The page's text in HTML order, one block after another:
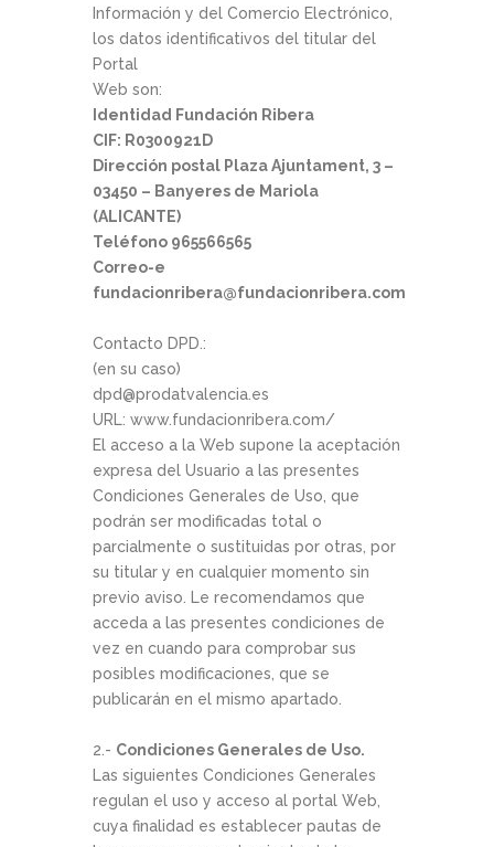
Información y del Comercio Electrónico,
los datos identificativos del titular del
Portal
Web son:
Identidad Fundación Ribera
CIF: R0300921D
Dirección postal Plaza Ajuntament, 3 –
03450 – Banyeres de Mariola
(ALICANTE)
Teléfono 965566565
Correo-e
fundacionribera@fundacionribera.com
Contacto DPD.:
(en su caso)
dpd@prodatvalencia.es
URL: www.fundacionribera.com/
El acceso a la Web supone la aceptación
expresa del Usuario a las presentes
Condiciones Generales de Uso, que
podrán ser modificadas total o
parcialmente o sustituidas por otras, por
su titular y en cualquier momento sin
previo aviso. Le recomendamos que
acceda a las presentes condiciones de
vez en cuando para comprobar sus
posibles modificaciones, que se
publicarán en el mismo apartado.
2.- Condiciones Generales de Uso.
Las siguientes Condiciones Generales
regulan el uso y acceso al portal Web,
cuya finalidad es establecer pautas de